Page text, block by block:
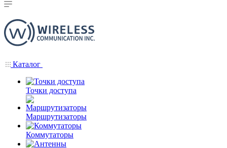
Каталог
Точки доступа
Маршрутизаторы
Коммутаторы